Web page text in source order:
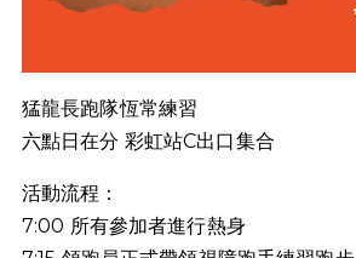
猛龍長跑隊恆常練習
六點日在分 彩虹站C出口集合
活動流程：
7:00 所有參加者進行熱身